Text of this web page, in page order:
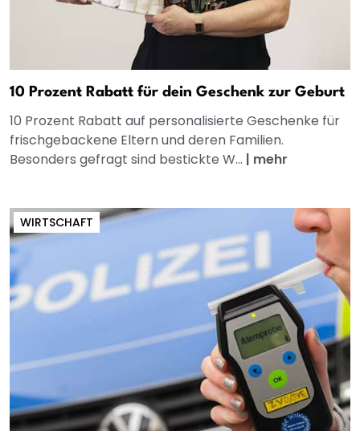
10 Prozent Rabatt für dein Geschenk zur Geburt
10 Prozent Rabatt auf personalisierte Geschenke für
frischgebackene Eltern und deren Familien.
Besonders gefragt sind bestickte W... | mehr
WIRTSCHAFT